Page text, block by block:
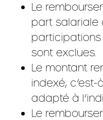
Le
part salariale
sont exclues.
Le montant
indexé, c’est-
adapté à
Le